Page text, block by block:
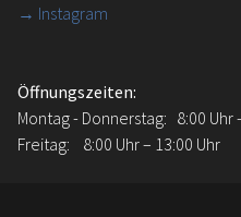
→ Instagram
Öffnungszeiten:
Montag - Donnerstag: 8:00 Uhr
Freitag: 8:00 Uhr – 13:00 Uhr